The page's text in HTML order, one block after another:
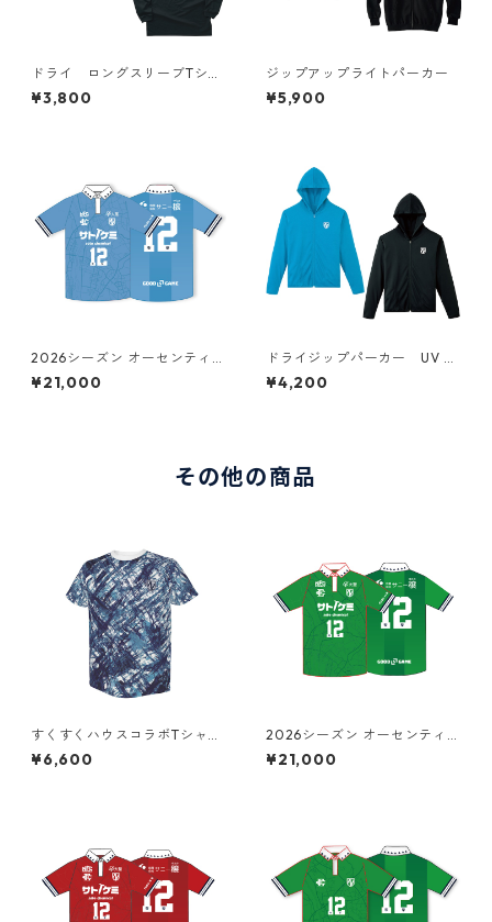
ドライ ロングスリーブTシャ
ツ UV CUT
¥3,800
ジップアップライトパーカー
¥5,900
2026シーズン オーセンティッ
クユニフォーム（FP/HOME）
¥21,000
ドライジップパーカー UV C
UT
¥4,200
その他の商品
すくすくハウスコラボTシャツ
（選手着用モデル）
¥6,600
2026シーズン オーセンティッ
クユニフォーム（GK/AWAY）
¥21,000